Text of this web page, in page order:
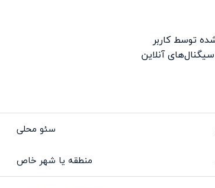
سئو محلی
منطقه یا شهر خاص